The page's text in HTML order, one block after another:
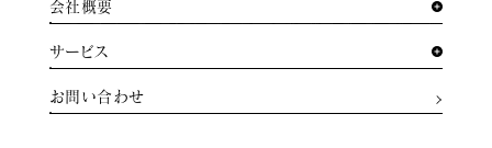
会社概要
サービス
お問い合わせ